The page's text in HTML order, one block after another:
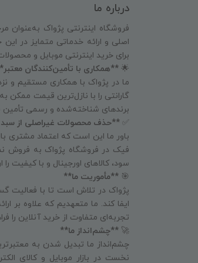
درباره ما
فروشگاه اینترنتی پژواک به‌عنوان
اصلی و ارائه خدماتی متمایز در
برای خرید اینترنتی موبایل و
🌟 **همکاری با تأمین‌کنندگان
ما در پژواک با همکاری مستقیم و
گارانتی را با نازل‌ترین قیمت ممکن
برندهای شناخته‌شده و رسمی تأمین
✅ **حذف محصولات غیراصلی از
باور ما این است که اعتماد مشتری
فیک در فروشگاه پژواک به فروش
سود، کالاهای اورجینال و با کیفیت
🎯 **مأموریت ما**
پژواک در تلاش است تا با فعالیت
ایفا کند. ما متعهدیم که علاوه بر
تجربه‌ای متفاوت از خرید آنلاین را
🚀 **چشم‌انداز ما**
چشم‌انداز ما تبدیل شدن به
نخست در بازار موبایل و کالای